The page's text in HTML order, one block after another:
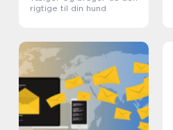
rigtige til din hund